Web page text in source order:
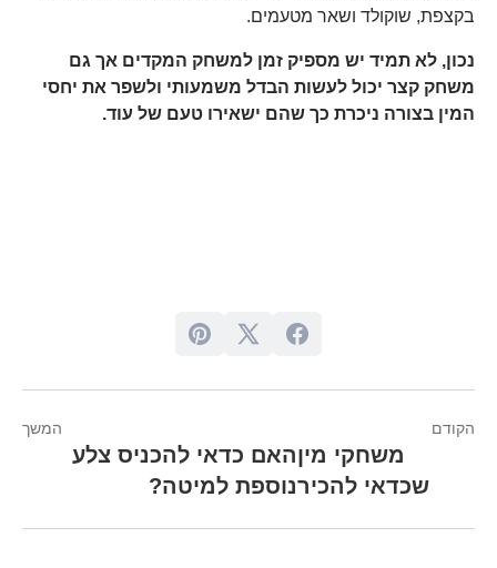
בקצפת, שוקולד ושאר מטעמים.
נכון, לא תמיד יש מספיק זמן למשחק המקדים אך גם
משחק קצר יכול לעשות הבדל משמעותי ולשפר את יחסי
המין בצורה ניכרת כך שהם ישאירו טעם של עוד.
הקודם
משחקי מין
שכדאי להכיר
המשך
האם כדאי להכניס צלע
נוספת למיטה?